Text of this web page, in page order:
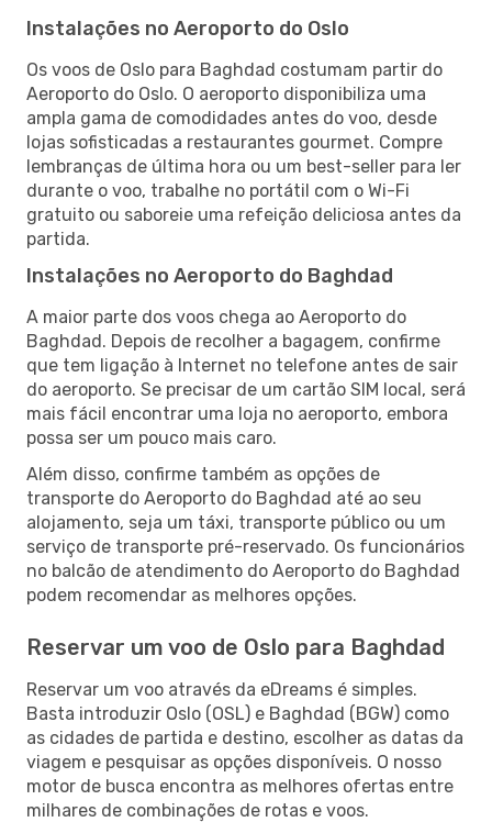
Instalações no Aeroporto do Oslo
Os voos de Oslo para Baghdad costumam partir do
Aeroporto do Oslo. O aeroporto disponibiliza uma
ampla gama de comodidades antes do voo, desde
lojas sofisticadas a restaurantes gourmet. Compre
lembranças de última hora ou um best-seller para ler
durante o voo, trabalhe no portátil com o Wi-Fi
gratuito ou saboreie uma refeição deliciosa antes da
partida.
Instalações no Aeroporto do Baghdad
A maior parte dos voos chega ao Aeroporto do
Baghdad. Depois de recolher a bagagem, confirme
que tem ligação à Internet no telefone antes de sair
do aeroporto. Se precisar de um cartão SIM local, será
mais fácil encontrar uma loja no aeroporto, embora
possa ser um pouco mais caro.
Além disso, confirme também as opções de
transporte do Aeroporto do Baghdad até ao seu
alojamento, seja um táxi, transporte público ou um
serviço de transporte pré-reservado. Os funcionários
no balcão de atendimento do Aeroporto do Baghdad
podem recomendar as melhores opções.
Reservar um voo de Oslo para Baghdad
Reservar um voo através da eDreams é simples.
Basta introduzir Oslo (OSL) e Baghdad (BGW) como
as cidades de partida e destino, escolher as datas da
viagem e pesquisar as opções disponíveis. O nosso
motor de busca encontra as melhores ofertas entre
milhares de combinações de rotas e voos.